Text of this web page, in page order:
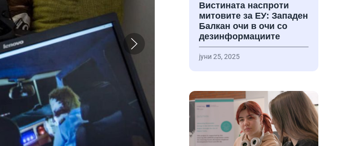
Вистината наспроти
митовите за ЕУ: Западен
Балкан очи в очи со
дезинформациите
јуни 25, 2025